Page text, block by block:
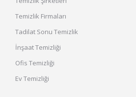
Temizlik Firmaları
Tadilat Sonu Temizlik
İnşaat Temizliği
Ofis Temizliği
Ev Temizliği